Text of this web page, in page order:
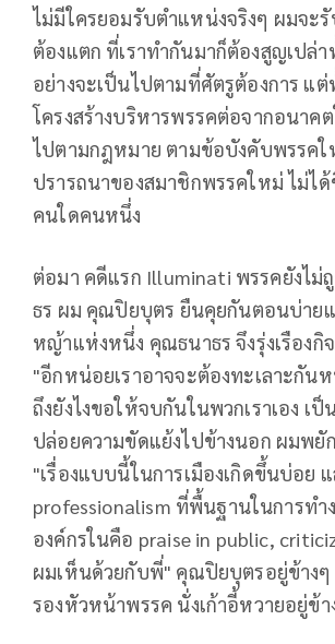
ไม่มีใครยอมรับตำแหน่งจริงๆ ผมจะรั
ต้องแตก ที่เราทำกันมาก็ต้องสูญเปล่
อย่างจะเป็นไปตามที่ศัตรูต้องการ แ
โครงสร้างบริหารพรรคต่อจากอนาค
ไปตามกฎหมาย ตามข้อบังคับพรรคใ
ปรารถนาของสมาชิกพรรคใหม่ ไม่ไ
คนใดคนหนึ่ง
ต่อมา คดีแรก Illuminati พรรคยังไม่
ธร ผม คุณปิยบุตร ยืนคุยกันตอนบ่าย
หญ้าแห่งหนึ่ง คุณธนาธร จึงรุ่งเรืองกิ
"อีกหน่อยเราอาจจะต้องทะเลาะกัน
ถึงยังไงขอให้จบกันในพวกเราเอง เ
ปล่อยความขัดแย้งไปข้างนอก ผมพ
"เรื่องแบบนี้ในการเมืองเกิดขึ้นบ่อย
professionalism ที่พื้นฐานในการทำ
องค์กรในคือ praise in public,
ผมเห็นด้วยกับพี่" คุณปิยบุตรอยู่ข้าง
รองหัวหน้าพรรค นั่งเก้าอี้หวายอยู่ข้า